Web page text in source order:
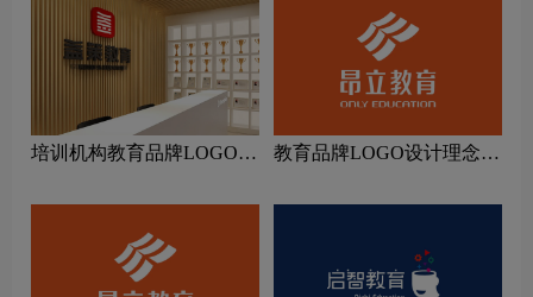
培训机构教育品牌LOGO设
教育品牌LOGO设计理念解